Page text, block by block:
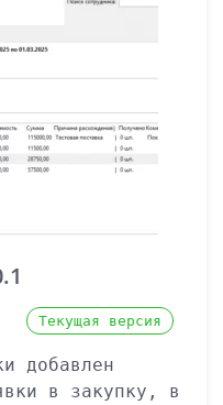
Текущая версия
добавлен
в закупку, в